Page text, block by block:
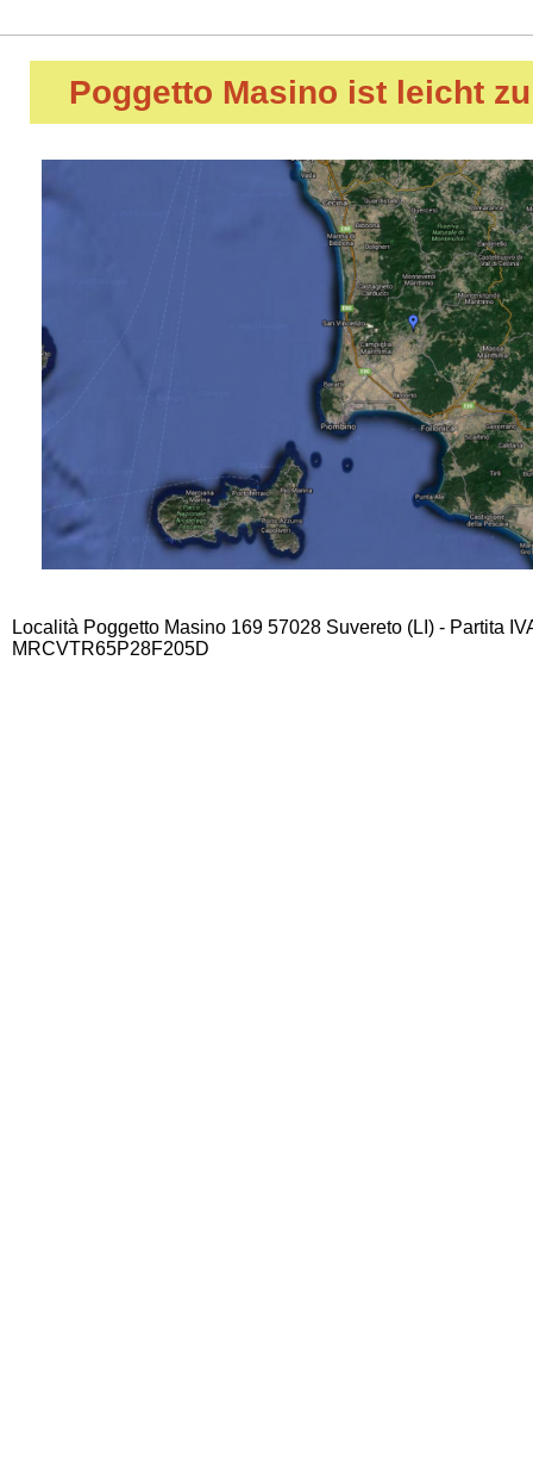
Poggetto Masino ist leicht
Località Poggetto Masino 169 57028 Suvereto (LI) - Partita
MRCVTR65P28F205D